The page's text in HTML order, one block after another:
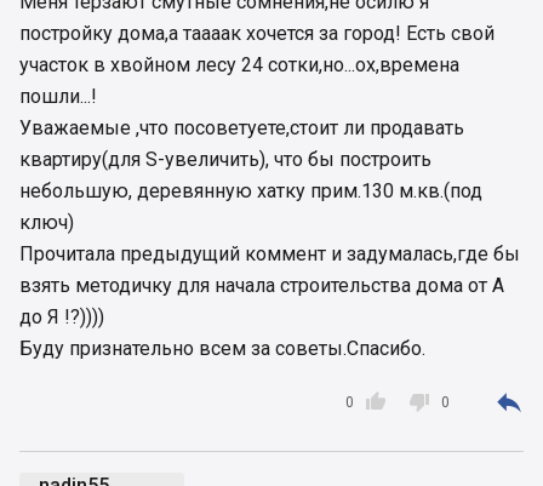
постройку дома,а таааак хочется за город! Есть свой
участок в хвойном лесу 24 сотки,но...ох,времена
пошли...!
Уважаемые ,что посоветуете,стоит ли продавать
квартиру(для S-увеличить), что бы построить
небольшую, деревянную хатку прим.130 м.кв.(под
ключ)
Прочитала предыдущий коммент и задумалась,где бы
взять методичку для начала строительства дома от А
до Я !?))))
Буду признательно всем за советы.Спасибо.

0  0 